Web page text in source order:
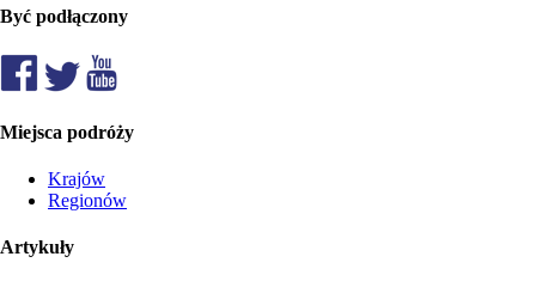
Być podłączony
Miejsca podróży
Krajów
Regionów
Artykuły